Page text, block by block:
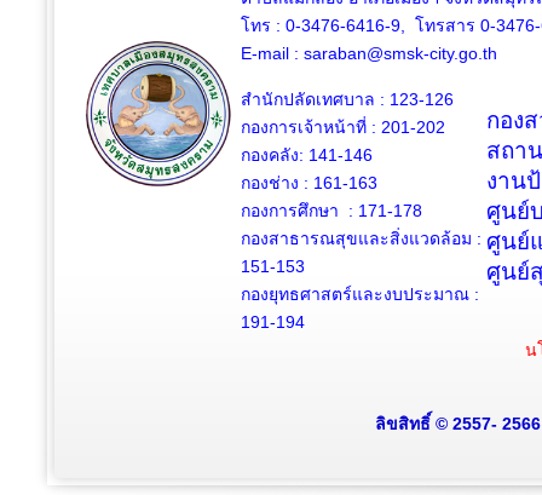
โทร : 0-3476-6416-9, โทรสาร 0-
E-mail : saraban@smsk-city.go.th
สำนักปลัดเทศบาล : 123-126
กองการเจ้าหน้าที่ : 201-202
กองคลัง: 141-146
กองช่าง : 161-163
กองการศึกษา : 171-178
กองสาธารณสุขและสิ่งแวดล้อม :
151-153
กองยุทธศาสตร์และงบประมาณ :
191-194
กอง
สถา
งาน
ศูนย์
ศูนย์
ศูนย์
น
ลิขสิทธิ์ © 2557-